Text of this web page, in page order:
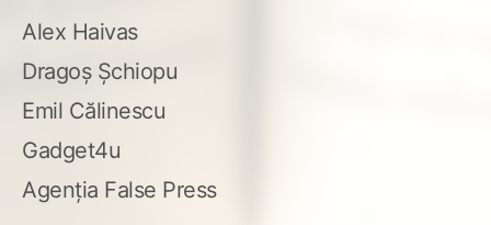
Alex Haivas
Dragoș Șchiopu
Emil Călinescu
Gadget4u
Agenția False Press